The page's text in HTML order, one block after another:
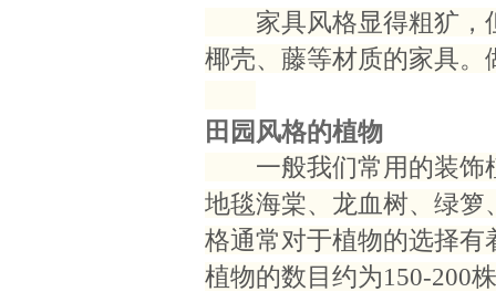
家具风格显得粗犷，
椰壳、藤等材质的家具
田园风格的植物
一般我们常用的装饰
地毯海棠、龙血树、绿
格通常对于植物的选择有
植物的数目约为150-200